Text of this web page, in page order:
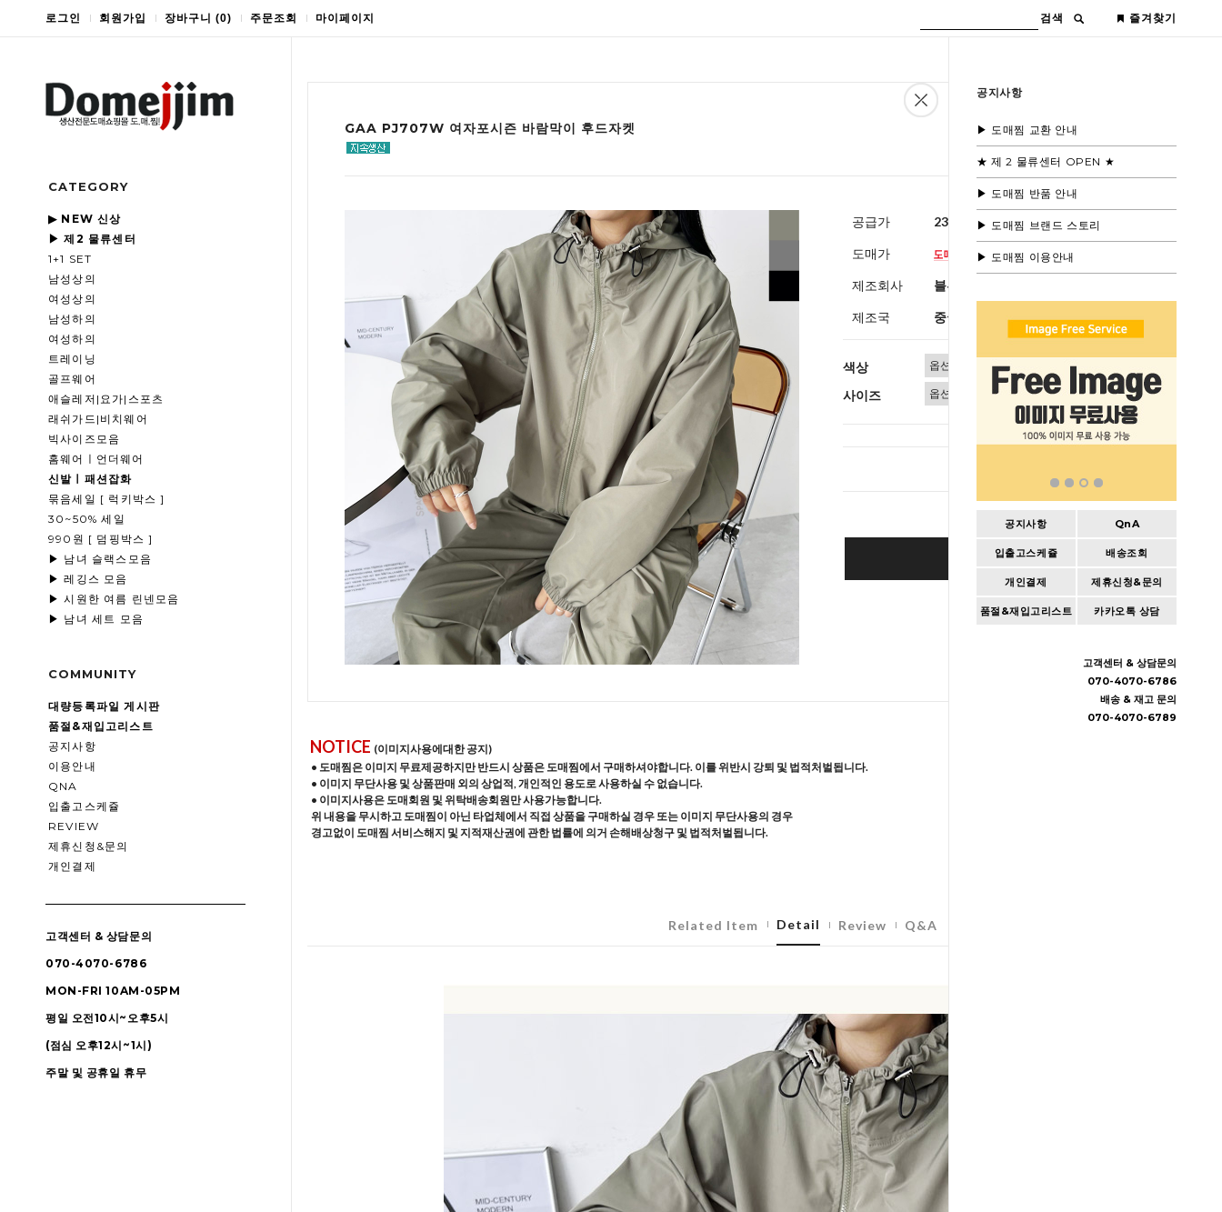
로그인 회원가입 장바구니 (0) 주문조회 마이페이지 검색 즐겨찾기
CATEGORY
▶ NEW 신상
▶ 제2 물류센터
1+1 SET
남성상의
여성상의
남성하의
여성하의
트레이닝
골프웨어
애슬레저|요가|스포츠
래쉬가드|비치웨어
빅사이즈모음
홈웨어ㅣ언더웨어
신발ㅣ패션잡화
묶음세일 [ 럭키박스 ]
30~50% 세일
990원 [ 덤핑박스 ]
▶ 남녀 슬랙스모음
▶ 레깅스 모음
▶ 시원한 여름 린넨모음
▶ 남녀 세트 모음
COMMUNITY
대량등록파일 게시판
품절&재입고리스트
공지사항
이용안내
QNA
입출고스케쥴
REVIEW
제휴신청&문의
개인결제
고객센터 & 상담문의
070-4070-6786
MON-FRI 10AM-05PM
평일 오전10시~오후5시
(점심 오후12시~1시)
주말 및 공휴일 휴무
공지사항
▶ 도매찜 교환 안내
★ 제 2 물류센터 OPEN ★
▶ 도매찜 반품 안내
▶ 도매찜 브랜드 스토리
▶ 도매찜 이용안내
공지사항 QnA
입출고스케쥴 배송조회
개인결제 제휴신청&문의
품절&재입고리스트 카카오톡 상담
고객센터 & 상담문의
070-4070-6786
배송 & 재고 문의
070-4070-6789
GAA PJ707W 여자포시즌 바람막이 후드자켓
공급가 23,600원(부가세별도)
도매가
제조회사 블루모드제휴사
제조국 중국
색상
사이즈
BUY IT NOW
Cart Wishlist
NOTICE (이미지사용에대한 공지)
• 도매찜은 이미지 무료제공하지만 반드시 상품은 도매찜에서 구매하셔야합니다. 이를 위반시 강퇴 및 법적처벌됩니다.
• 이미지 무단사용 및 상품판매 외의 상업적, 개인적인 용도로 사용하실 수 없습니다.
• 이미지사용은 도매회원 및 위탁배송회원만 사용가능합니다.
위 내용을 무시하고 도매찜이 아닌 타업체에서 직접 상품을 구매하실 경우 또는 이미지 무단사용의 경우
경고없이 도매찜 서비스해지 및 지적재산권에 관한 법률에 의거 손해배상청구 및 법적처벌됩니다.
Related Item Detail Review Q&A